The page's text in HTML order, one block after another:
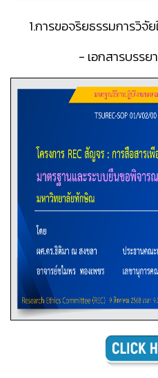
1.การขอจริยธรรมการวิ
- เอกสารบรรย